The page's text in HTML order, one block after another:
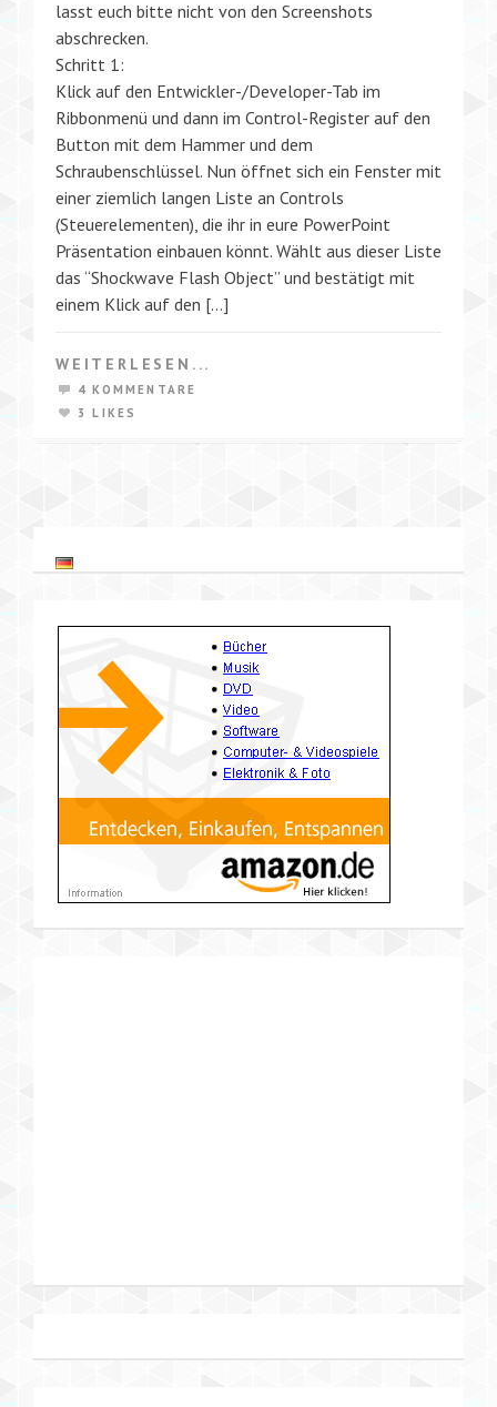
lasst euch bitte nicht von den Screenshots
abschrecken.
Schritt 1:
Klick auf den Entwickler-/Developer-Tab im
Ribbonmenü und dann im Control-Register auf den
Button mit dem Hammer und dem
Schraubenschlüssel. Nun öffnet sich ein Fenster mit
einer ziemlich langen Liste an Controls
(Steuerelementen), die ihr in eure PowerPoint
Präsentation einbauen könnt. Wählt aus dieser Liste
das “Shockwave Flash Object” und bestätigt mit
einem Klick auf den […]
WEITERLESEN...
4 KOMMENTARE
3 LIKES